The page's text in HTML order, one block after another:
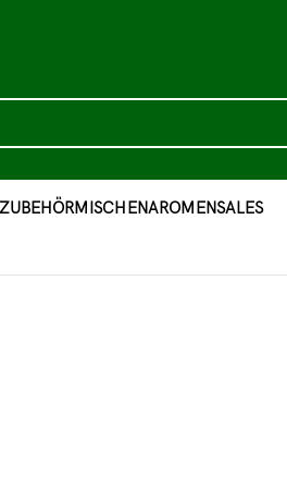
MISCHENAROMENSALES